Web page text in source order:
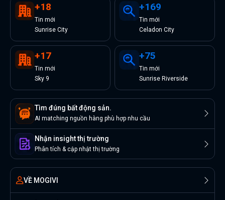
+18
Tin mới
Sunrise City
+169
Tin mới
Celadon City
+17
Tin mới
Sky 9
+75
Tin mới
Sunrise Riverside
Tìm đúng bất động sản.
AI matching nguồn hàng phù hợp nhu cầu
Nhận insight thị trường
Phân tích & cập nhật thị trường
VỀ MOGIVI